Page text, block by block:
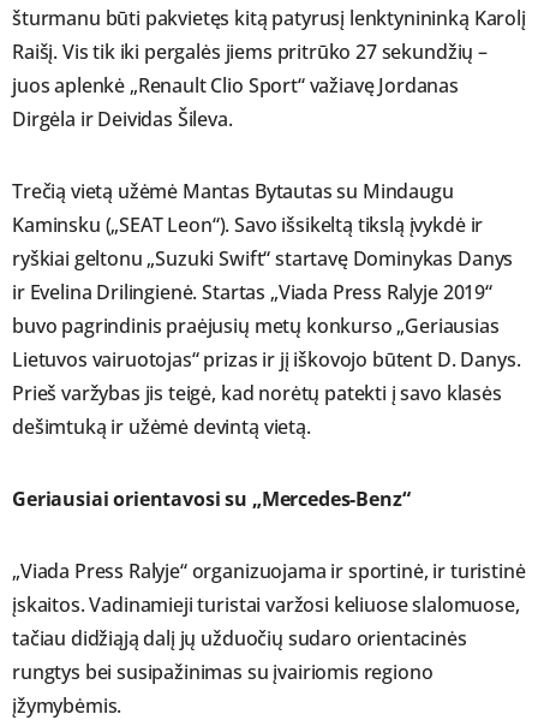
šturmanu būti pakvietęs kitą patyrusį lenktynininką Karolį
Raišį. Vis tik iki pergalės jiems pritrūko 27 sekundžių –
juos aplenkė „Renault Clio Sport“ važiavę Jordanas
Dirgėla ir Deividas Šileva.
Trečią vietą užėmė Mantas Bytautas su Mindaugu
Kaminsku („SEAT Leon“). Savo išsikeltą tikslą įvykdė ir
ryškiai geltonu „Suzuki Swift“ startavę Dominykas Danys
ir Evelina Drilingienė. Startas „Viada Press Ralyje 2019“
buvo pagrindinis praėjusių metų konkurso „Geriausias
Lietuvos vairuotojas“ prizas ir jį iškovojo būtent D. Danys.
Prieš varžybas jis teigė, kad norėtų patekti į savo klasės
dešimtuką ir užėmė devintą vietą.
Geriausiai orientavosi su „Mercedes-Benz“
„Viada Press Ralyje“ organizuojama ir sportinė, ir turistinė
įskaitos. Vadinamieji turistai varžosi keliuose slalomuose,
tačiau didžiąją dalį jų užduočių sudaro orientacinės
rungtys bei susipažinimas su įvairiomis regiono
įžymybėmis.